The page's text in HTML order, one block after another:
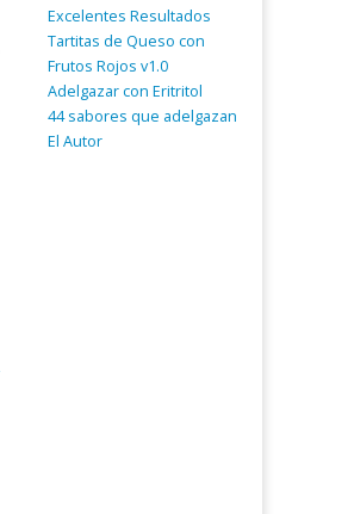
Excelentes Resultados
Tartitas de Queso con
Frutos Rojos v1.0
Adelgazar con Eritritol
44 sabores que adelgazan
El Autor